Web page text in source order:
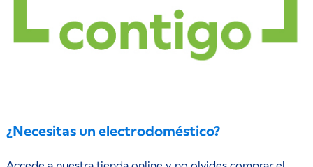
¿Necesitas un electrodoméstico?